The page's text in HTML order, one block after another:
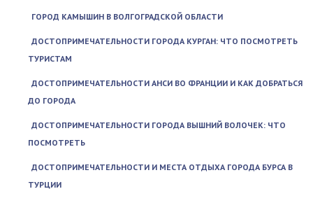
ГОРОД КАМЫШИН В ВОЛГОГРАДСКОЙ ОБЛАСТИ
ДОСТОПРИМЕЧАТЕЛЬНОСТИ ГОРОДА КУРГАН: ЧТО ПОСМОТРЕТЬ
ТУРИСТАМ
ДОСТОПРИМЕЧАТЕЛЬНОСТИ АНСИ ВО ФРАНЦИИ И КАК ДОБРАТЬСЯ
ДО ГОРОДА
ДОСТОПРИМЕЧАТЕЛЬНОСТИ ГОРОДА ВЫШНИЙ ВОЛОЧЕК: ЧТО
ПОСМОТРЕТЬ
ДОСТОПРИМЕЧАТЕЛЬНОСТИ И МЕСТА ОТДЫХА ГОРОДА БУРСА В
ТУРЦИИ